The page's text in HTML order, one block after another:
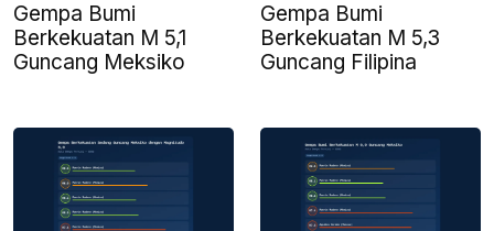
Gempa Bumi
Berkekuatan M 5,1
Guncang Meksiko
Gempa Bumi
Berkekuatan M 5,3
Guncang Filipina